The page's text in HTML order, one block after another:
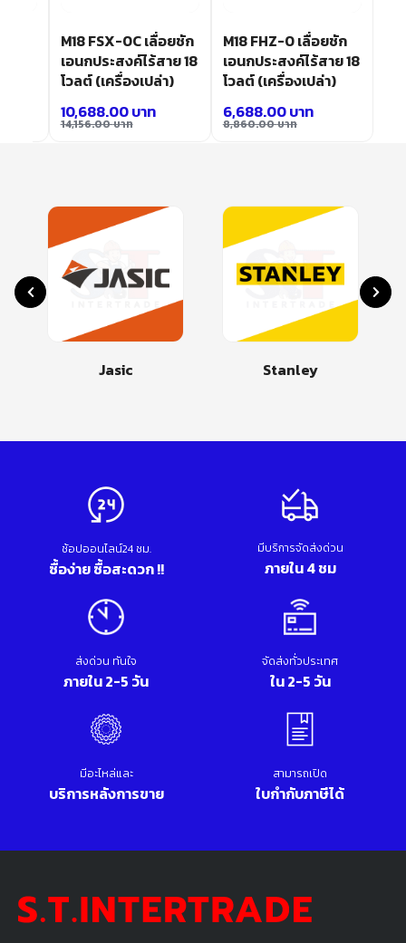
M18 FSX-0C เลื่อยชัก
เอนกประสงค์ไร้สาย 18
โวลต์ (เครื่องเปล่า)
14,156.00บาท
10,688.00บาท
M18 FHZ-0 เลื่อยชัก
เอนกประสงค์ไร้สาย 18
โวลต์ (เครื่องเปล่า)
8,860.00บาท
6,688.00บาท
Jasic Stanley
ช้อปออนไลน์24 ชม.
ซื้อง่าย ซื้อสะดวก !!
มีบริการจัดส่งด่วน
ภายใน 4 ชม
ส่งด่วน ทันใจ
ภายใน 2-5 วัน
จัดส่งทั่วประเทศ
ใน 2-5 วัน
มีอะไหล่และ
บริการหลังการขาย
สามารถเปิด
ใบกำกับภาษีได้